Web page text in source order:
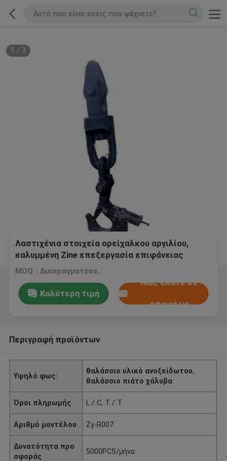
1 / 3
Λαστιχένια στοιχεία ορείχαλκου αργιλίου,
καλυμμένη Zine επεξεργασία επιφάνειας
γάντζος-που διευθύνεται
MOQ：Διαπραγματεύσιμο
Καλύτερη τιμή
Μας ελάτε σε
επαφή με
Περιγραφή προϊόντων
Υψηλό φως:
θαλάσσιο υλικό ανοξείδωτου,
θαλάσσιο πιάτο χάλυβα
Όροι πληρωμής L / C, T / T
Αριθμό μοντέλου Zy-R007
Δυνατότητα προ
σφοράς
5000PCS/μήνα